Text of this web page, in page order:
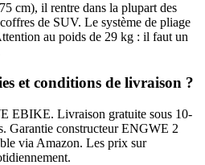
cm), il rentre dans la plupart des
de SUV. Le système de pliage
au poids de 29 kg : il faut un
et conditions de livraison ?
EBIKE. Livraison gratuite sous 10-
Garantie constructeur ENGWE 2
via Amazon. Les prix sur